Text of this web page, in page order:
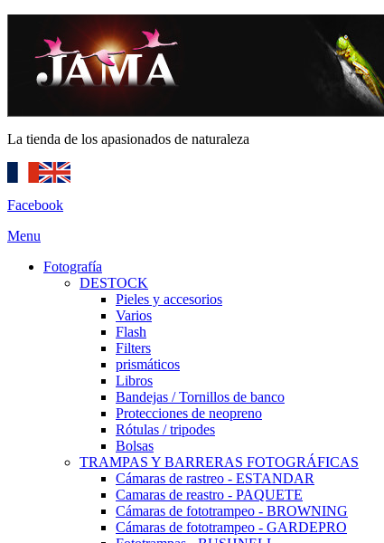
La tienda de los apasionados de naturaleza
Facebook
Menu
Fotografía
DESTOCK
Pieles y accesorios
Varios
Flash
Filters
prismáticos
Libros
Bandejas / Tornillos de banco
Protecciones de neopreno
Rótulas / tripodes
Bolsas
TRAMPAS Y BARRERAS FOTOGRÁFICAS
Cámaras de rastreo - ESTANDAR
Camaras de reastro - PAQUETE
Cámaras de fototrampeo - BROWNING
Cámaras de fototrampeo - GARDEPRO